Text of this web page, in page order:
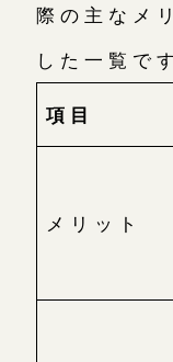
際の主なメ
した一覧で
項目
メリット